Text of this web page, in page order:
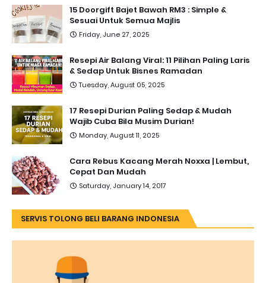
15 Doorgift Bajet Bawah RM3 : Simple &
Sesuai Untuk Semua Majlis
Friday, June 27, 2025
Resepi Air Balang Viral: 11 Pilihan Paling Laris
& Sedap Untuk Bisnes Ramadan
Tuesday, August 05, 2025
17 Resepi Durian Paling Sedap & Mudah
Wajib Cuba Bila Musim Durian!
Monday, August 11, 2025
Cara Rebus Kacang Merah Noxxa | Lembut,
Cepat Dan Mudah
Saturday, January 14, 2017
SERVIS TOLONG BELI BARANG INDONESIA